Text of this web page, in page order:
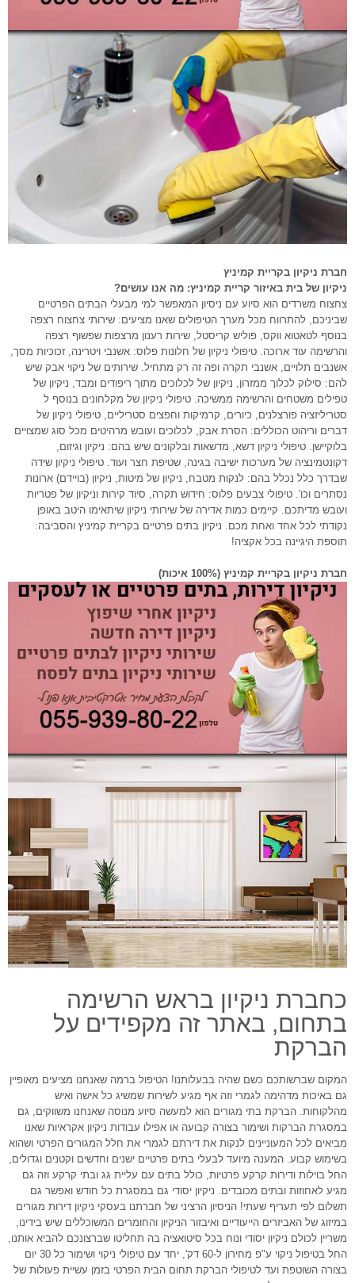
חברת ניקיון בקריית קמיניץ
ניקיון של בית באיזור קריית קמיניץ: מה אנו עושים?
צחצוח משרדים הוא סיוע עם ניסיון המאפשר למי מבעלי הבתים הפרטיים
שביניכם, להתרווח מכל מערך הטיפולים שאנו מציעים: שירותי צחצוח רצפה
בנוסף לטאטוא ווקס, פוליש קריסטל, שירות רענון מרצפות שפשוף רצפה
והרשימה עוד ארוכה. טיפולי ניקיון של חלונות פלוס: אשנבי ויטרינה, זכוכיות מסך,
אשנבים תלויים, אשנבי תקרה ופה זה רק מתחיל. שירותים של ניקוי אבק שיש
להם: סילוק לכלוך ממזרון, ניקיון של לכלוכים מתוך ריפודים ומבד, ניקיון של
טפילים משטחים והרשימה ממשיכה. טיפולי ניקיון של מקלחונים בנוסף ל
סטריליזציה פורצלנים, כיורים, קרמיקות וחפצים סטריליים, טיפולי ניקיון של
דברים וריהוט הכוללים: הסרת אבק, לכלוכים ועובש מרהיטים מכל סוג שמצויים
בלוקיישן. טיפולי ניקיון דשא, מדשאות ובלקונים שיש בהם: ניקיון וגיזום,
דקונטמינציה של מערכות ישיבה בגינה, שטיפת חצר ועוד. טיפולי ניקיון שידה
שבדרך כלל נכלל בהם: לנקות מטבח, ניקיון של מיטות, ניקיון (בויידם) ארונות
נסתרים וכו'. טיפולי צבעים פלוס: חידוש תקרה, סיוד קירות וניקיון של פטריות
ועובש מדיתכם. קיימים כמות אדירה של שירותי ניקיון שיתאימו היטב באופן
נקודתי לכל אחד ואחת מכם. ניקיון בתים פרטיים בקריית קמיניץ והסביבה:
תוספת היגיינה בכל אקציה!
חברת ניקיון בקריית קמיניץ (100% איכות)
כחברת ניקיון בראש הרשימה
בתחום, באתר זה מקפידים על
הברקת
המקום שברשותכם כשם שהיה בבעלותנו! הטיפול ברמה שאנחנו מציעים מאופיין
גם באיכות מדהימה לגמרי וזה אף מגיע לשירות שמשיג כל אישה ואיש
מהלקוחות. הברקת בתי מגורים הוא למעשה סיוע מנוסה שאנחנו משווקים, גם
במסגרת הברקות ושימור בצורה קבועה או אפילו עבודות ניקיון אקראיות שאנו
מביאים לכל המעוניינים לנקות את דירתם לגמרי את חלל המגורים הפרטי ושהוא
בשימוש קבוע. המענה מיועד לבעלי בתים פרטיים ישנים וחדשים וקטנים וגדולים,
החל בוילות ודירות קרקע פרטיות, כולל בתים עם עליית גג ובתי קרקע וזה גם
מגיע לאחוזות ובתים מכובדים. ניקיון יסודי גם במסגרת כל חודש ואפשר גם
תשלום לפי תעריף שעתי! הניסיון הרציני של חברתנו בעסקי ניקיון דירות מגורים
במיזוג של האביזרים הייעודיים ואיבזור הניקיון והחומרים המשוכללים שיש בידינו,
משריין לכולם ניקיון יסודי ונוח בכל סיטואציה בה תחליטו שברצונכם להביא אותנו,
החל בטיפול ניקוי ע"פ מחירון ל-60 דק', יחד עם טיפולי ניקוי ושימור כל 30 יום
בצורה השוטפת ועד לטיפולי הברקת תחום הבית הפרטי בזמן עשיית פעולות של